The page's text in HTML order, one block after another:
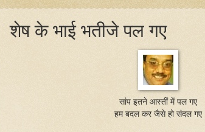
शेष के भाई भतीजे पल गए
सांप इतने आस्तीं में पल गए
हम बदल कर जैसे हो संदल गए